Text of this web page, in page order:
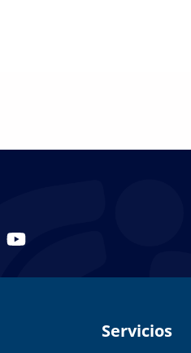
Servicios